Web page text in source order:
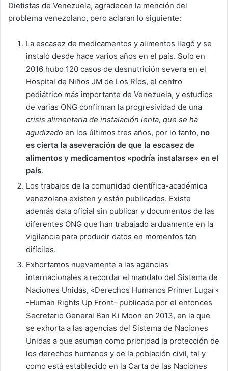
Dietistas de Venezuela, agradecen la mención del
problema venezolano, pero aclaran lo siguiente:
La escasez de medicamentos y alimentos llegó y se
instaló desde hace varios años en el país. Solo en
2016 hubo 120 casos de desnutrición severa en el
Hospital de Niños JM de Los Ríos, el centro
pediátrico más importante de Venezuela, y estudios
de varias ONG confirman la progresividad de una
crisis alimentaria de instalación lenta, que se ha
agudizado en los últimos tres años, por lo tanto, no
es cierta la aseveración de que la escasez de
alimentos y medicamentos «podría instalarse» en el
país.
Los trabajos de la comunidad científica-académica
venezolana existen y están publicados. Existe
además data oficial sin publicar y documentos de las
diferentes ONG que han trabajado arduamente en la
vigilancia para producir datos en momentos tan
difíciles.
Exhortamos nuevamente a las agencias
internacionales a recordar el mandato del Sistema de
Naciones Unidas, «Derechos Humanos Primer Lugar»
-Human Rights Up Front- publicada por el entonces
Secretario General Ban Ki Moon en 2013, en la que
se exhorta a las agencias del Sistema de Naciones
Unidas a que asuman como prioridad la protección de
los derechos humanos y de la población civil, tal y
como está establecido en la Carta de las Naciones